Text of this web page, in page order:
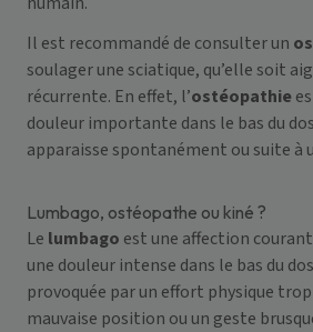
Il est recommandé de consulter un
soulager une sciatique, qu’elle soit
récurrente. En effet, l’ostéopathie
douleur importante dans le bas du
apparaisse spontanément ou suite à
Lumbago, ostéopathe ou kiné ?
Le lumbago est une affection
une douleur intense dans le bas du
provoquée par un effort physique
mauvaise position ou un geste